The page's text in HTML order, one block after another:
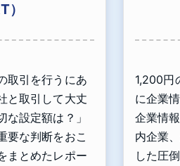
）
取引を行うにあ
と取引して大丈
な設定額は？」
要な判断をおこ
まとめたレポー
1,200円
に企業
企業情
内企業
した圧